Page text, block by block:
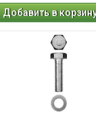
Добавить в